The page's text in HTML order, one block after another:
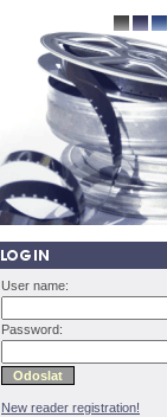
User name:
Password:
New reader registration!